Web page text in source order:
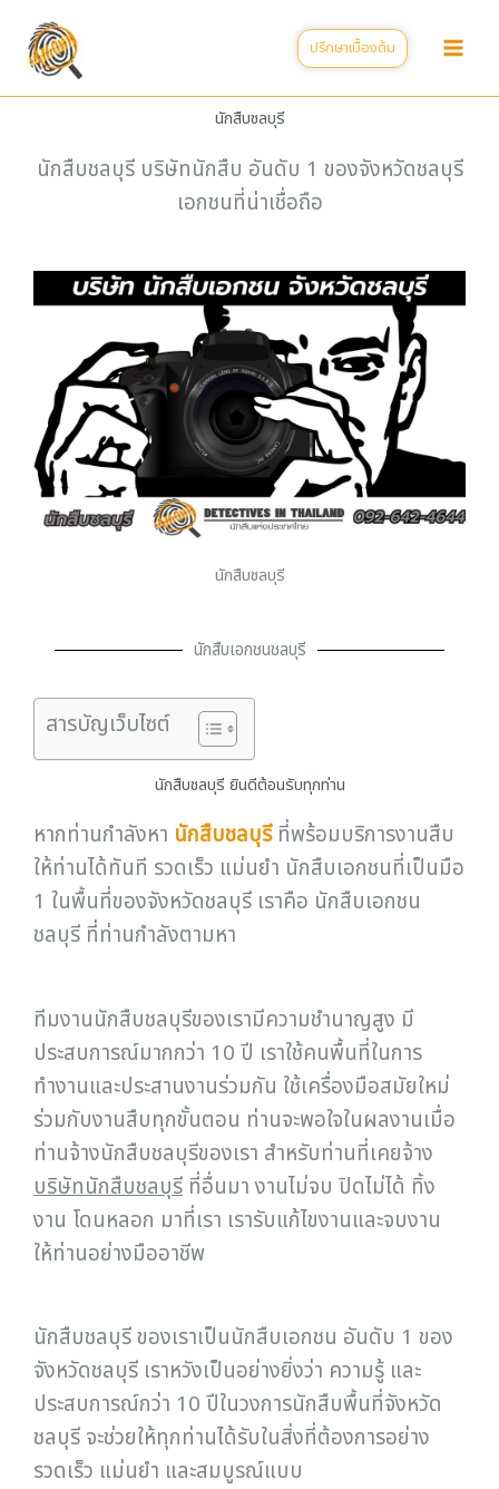
content
ปรึกษาเบื้องต้น
นักสืบชลบุรี
นักสืบชลบุรี บริษัทนักสืบ อันดับ 1 ของจังหวัดชลบุรี
เอกชนที่น่าเชื่อถือ
นักสืบชลบุรี
นักสืบเอกชนชลบุรี
สารบัญเว็บไซต์
นักสืบชลบุรี ยินดีต้อนรับทุกท่าน
หากท่านกำลังหา นักสืบชลบุรีที่พร้อมบริการงานสืบ
ให้ท่านได้ทันที รวดเร็ว แม่นยำ นักสืบเอกชนที่เป็นมือ
1 ในพื้นที่ของจังหวัดชลบุรี เราคือ นักสืบเอกชน
ชลบุรี ที่ท่านกำลังตามหา
ทีมงานนักสืบชลบุรีของเรามีความชำนาญสูง มี
ประสบการณ์มากกว่า 10 ปี เราใช้คนพื้นที่ในการ
ทำงานและประสานงานร่วมกัน ใช้เครื่องมือสมัยใหม่
ร่วมกับงานสืบทุกขั้นตอน ท่านจะพอใจในผลงานเมื่อ
ท่านจ้างนักสืบชลบุรีของเรา สำหรับท่านที่เคยจ้าง
บริษัทนักสืบชลบุรี ที่อื่นมา งานไม่จบ ปิดไม่ได้ ทิ้ง
งาน โดนหลอก มาที่เรา เรารับแก้ไขงานและจบงาน
ให้ท่านอย่างมืออาชีพ
นักสืบชลบุรี ของเราเป็นนักสืบเอกชน อันดับ 1 ของ
จังหวัดชลบุรี เราหวังเป็นอย่างยิ่งว่า ความรู้ และ
ประสบการณ์กว่า 10 ปีในวงการนักสืบพื้นที่จังหวัด
ชลบุรี จะช่วยให้ทุกท่านได้รับในสิ่งที่ต้องการอย่าง
รวดเร็ว แม่นยำ และสมบูรณ์แบบ